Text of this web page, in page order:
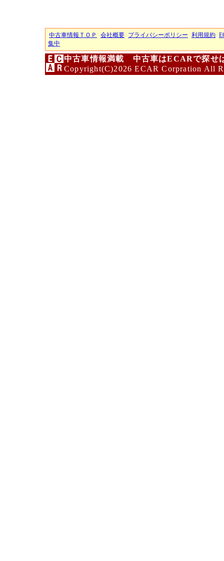
中古車情報ＴＯＰ 会社概要 プライバシーポリシー 利用規約
集中
中古車情報満載 中古車はECARで探せ
Copyright(C)2026 ECAR Corpration All